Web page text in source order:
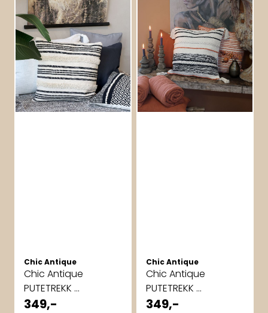
Chic Antique
Chic Antique
PUTETREKK ...
349,-
Chic Antique
Chic Antique
PUTETREKK ...
349,-